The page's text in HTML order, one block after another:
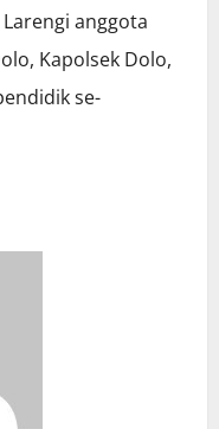
anggota
Kapolsek Dolo,
se-